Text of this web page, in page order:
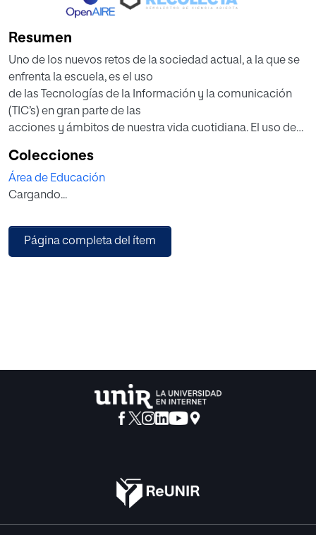
Resumen
Uno de los nuevos retos de la sociedad actual, a la que se
enfrenta la escuela, es el uso
de las Tecnologías de la Información y la comunicación
(TIC’s) en gran parte de las
acciones y ámbitos de nuestra vida cuotidiana. El uso de
pedagógicas innovadoras ha dado lugar a un gran número
de proyectos que fomentan
el aprendizaje significativo del alumnado. En este sentido,
máster, aborda el uso de los Sistemas de Información
Geográfica (SIG) como
Colecciones
Área de Educación
Cargando...
Página completa del ítem